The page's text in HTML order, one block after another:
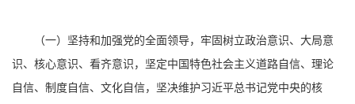
（一）坚持和加强党的全面领导，牢固树立政治意识、大局意
识、核心意识、看齐意识，坚定中国特色社会主义道路自信、理论
自信、制度自信、文化自信，坚决维护习近平总书记党中央的核